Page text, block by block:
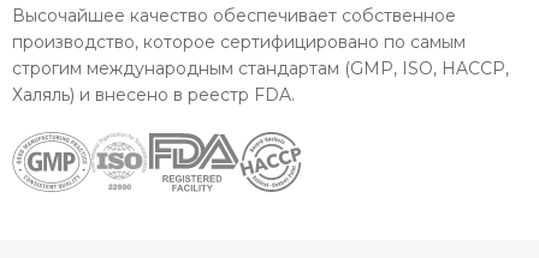
Высочайшее качество обеспечивает собственное
производство, которое сертифицировано по самым
строгим международным стандартам (GMP, ISO, HACCP,
Халяль) и внесено в реестр FDA.